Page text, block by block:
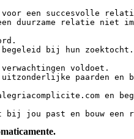
een succesvolle
duurzame relatie niet
begeleid bij hun
voldoet.
paarden en
en
jou past en bouw een